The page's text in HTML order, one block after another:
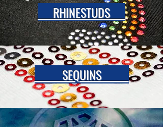
RHINESTUDS
SEQUINS